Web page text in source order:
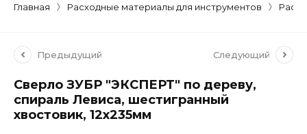
Главная Расходные материалы для инструментов
Предыдущий Следующий
Сверло ЗУБР "ЭКСПЕРТ" по дереву,
спираль Левиса, шестигранный
хвостовик, 12х235мм